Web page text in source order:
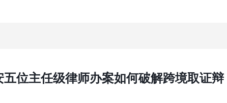
位主任级律师办案如何破解跨境取证辩